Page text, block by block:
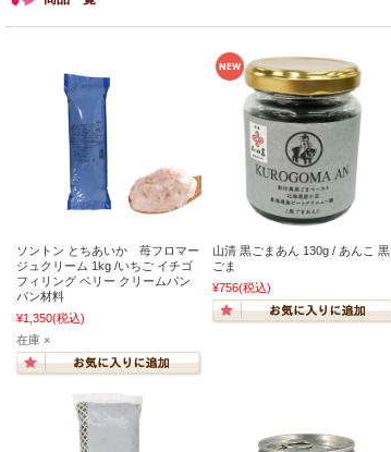
ソントン とちあいか 苺フロマー
ジュクリーム 1kg /いちご イチゴ
フィリング ベリー クリームパン
パン材料
¥1,350(税込)
在庫 ×
山清 黒ごまあん 130g / あんこ 黒
ごま
¥756(税込)